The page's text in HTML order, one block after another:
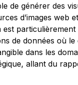
de générer des
d’images web
est
de données où
dans les
allant du